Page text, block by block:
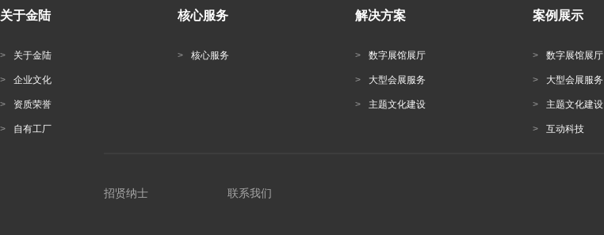
关于金陆
> 关于金陆
> 企业文化
> 资质荣誉
> 自有工厂
核心服务
> 核心服务
解决方案
> 数字展馆展厅
> 大型会展服务
> 主题文化建设
案例展示
> 数字展馆展厅
> 大型会展服务
> 主题文化建设
> 互动科技
招贤纳士 联系我们